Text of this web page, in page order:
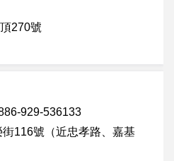
270號
929-536133
116號（近忠孝路、嘉基